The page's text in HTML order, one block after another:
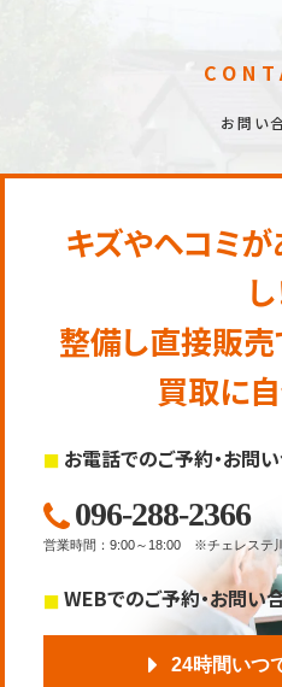
お問い
キズやヘコミ
し
整備し直接販
買取に自
お電話でのご予約・お問
096-288-2366
営業時間 ： 9:00～18:00 ※チェレステ
WEBでのご予約・お問い
24時間いつ